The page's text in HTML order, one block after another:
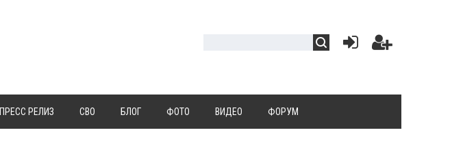
ПРЕСС РЕЛИЗ СВО БЛОГ ФОТО ВИДЕО ФОРУМ